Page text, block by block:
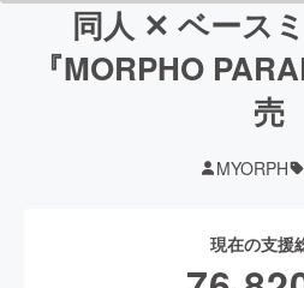
同人 ✕ ベース
『MORPHO
売
MYORPH
現在の支援